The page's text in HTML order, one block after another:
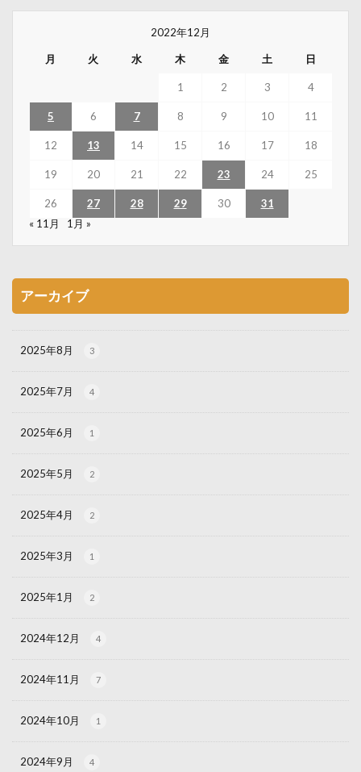
2022年12月
月 火 水 木 金 土 日
1 2 3 4
5 6 7 8 9 10 11
12 13 14 15 16 17 18
19 20 21 22 23 24 25
26 27 28 29 30
31
« 11月
1月 »
アーカイブ
2025年8月 3
2025年7月 4
2025年6月 1
2025年5月 2
2025年4月 2
2025年3月 1
2025年1月 2
2024年12月 4
2024年11月 7
2024年10月 1
2024年9月 4